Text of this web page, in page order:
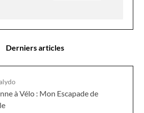
Derniers articles
à Vélo : Mon Escapade de